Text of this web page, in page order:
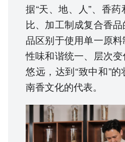
据“天、地、人”、香
比、加工制成复合香
品区别于使用单一原
性味和谐统一、层次
悠远，达到“致中和”
南香文化的代表。